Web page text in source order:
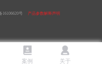
16106620号 产品参数解释声明
案例 关于